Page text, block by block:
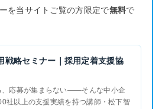
を当サイトご覧の方限定で無料で
戦略セミナー｜採用定着支援協
、応募が集まらない——そんな中小企
社以上の支援実績を持つ講師・松下智